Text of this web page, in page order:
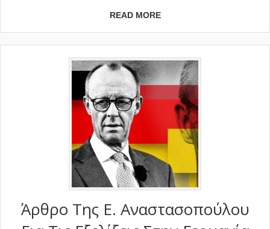
READ MORE
Άρθρο Της Ε. Αναστασοπούλου